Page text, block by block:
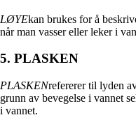
LØYEkan brukes for å
når man vasser eller leker i
5. PLASKEN
PLASKENrefererer til lyden
grunn av bevegelse i vannet
i vannet.